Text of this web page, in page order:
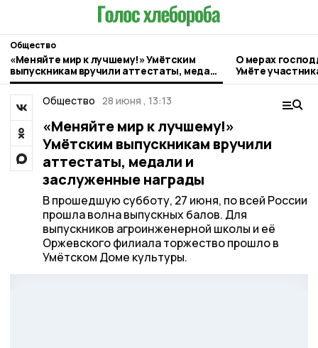
Общество
«Меняйте мир к лучшему!» Умётским
выпускникам вручили аттестаты, медали
и заслуженные награды
О мерах
Умёте
Общество 28 июня , 13:13
«Меняйте мир к лучшему!»
Умётским выпускникам вручили
аттестаты, медали и
заслуженные награды
В прошедшую субботу, 27 июня, по всей России
прошла волна выпускных балов. Для
выпускников агроинженерной школы и её
Оржевского филиала торжество прошло в
Умётском Доме культуры.